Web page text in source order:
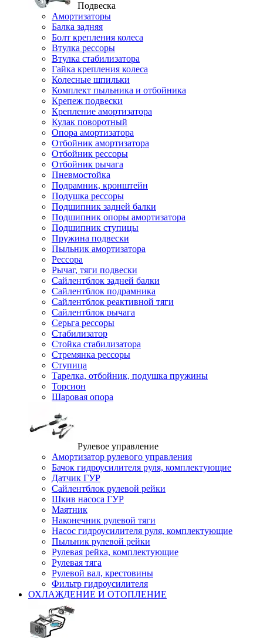
Подвеска
Амортизаторы
Балка задняя
Болт крепления колеса
Втулка рессоры
Втулка стабилизатора
Гайка крепления колеса
Колесные шпильки
Комплект пыльника и отбойника
Крепеж подвески
Крепление амортизатора
Кулак поворотный
Опора амортизатора
Отбойник амортизатора
Отбойник рессоры
Отбойник рычага
Пневмостойка
Подрамник, кронштейн
Подушка рессоры
Подшипник задней балки
Подшипник опоры амортизатора
Подшипник ступицы
Пружина подвески
Пыльник амортизатора
Рессора
Рычаг, тяги подвески
Сайлентблок задней балки
Сайлентблок подрамника
Сайлентблок реактивной тяги
Сайлентблок рычага
Серьга рессоры
Стабилизатор
Стойка стабилизатора
Стремянка рессоры
Ступица
Тарелка, отбойник, подушка пружины
Торсион
Шаровая опора
Рулевое управление
Амортизатор рулевого управления
Бачок гидроусилителя руля, комплектующие
Датчик ГУР
Сайлентблок рулевой рейки
Шкив насоса ГУР
Маятник
Наконечник рулевой тяги
Насос гидроусилителя руля, комплектующие
Пыльник рулевой рейки
Рулевая рейка, комплектующие
Рулевая тяга
Рулевой вал, крестовины
Фильтр гидроусилителя
ОХЛАЖДЕНИЕ И ОТОПЛЕНИЕ